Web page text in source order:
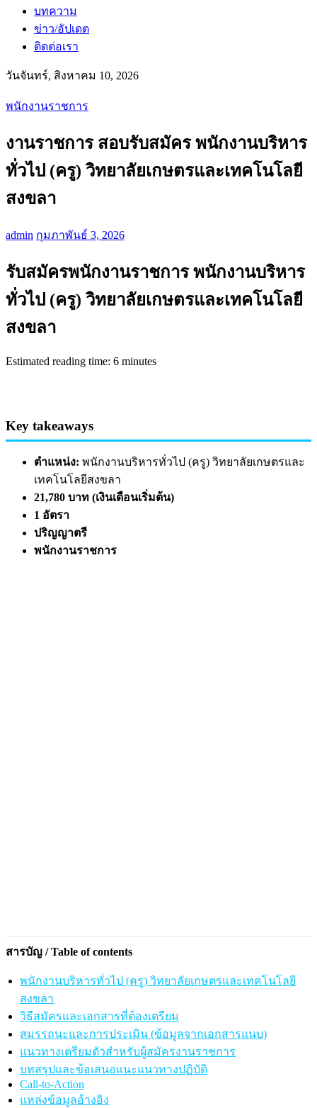
บทความ
ข่าว/อัปเดต
ติดต่อเรา
วันจันทร์, สิงหาคม 10, 2026
พนักงานราชการ
งานราชการ สอบรับสมัคร พนักงานบริหาร
ทั่วไป (ครู) วิทยาลัยเกษตรและเทคโนโลยี
สงขลา
admin กุมภาพันธ์ 3, 2026
รับสมัครพนักงานราชการ พนักงานบริหาร
ทั่วไป (ครู) วิทยาลัยเกษตรและเทคโนโลยี
สงขลา
Estimated reading time: 6 minutes
Key takeaways
ตำแหน่ง: พนักงานบริหารทั่วไป (ครู) วิทยาลัยเกษตรและ
เทคโนโลยีสงขลา
21,780 บาท (เงินเดือนเริ่มต้น)
1 อัตรา
ปริญญาตรี
พนักงานราชการ
สารบัญ / Table of contents
พนักงานบริหารทั่วไป (ครู) วิทยาลัยเกษตรและเทคโนโลยี
สงขลา
วิธีสมัครและเอกสารที่ต้องเตรียม
สมรรถนะและการประเมิน (ข้อมูลจากเอกสารแนบ)
แนวทางเตรียมตัวสำหรับผู้สมัครงานราชการ
บทสรุปและข้อเสนอแนะแนวทางปฏิบัติ
Call-to-Action
แหล่งข้อมูลอ้างอิง